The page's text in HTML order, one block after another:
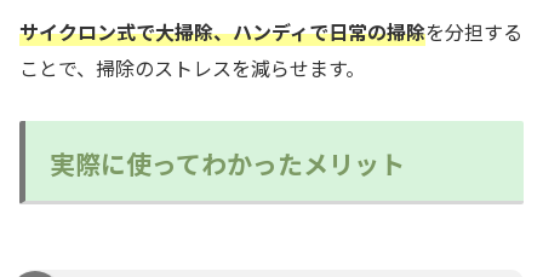
サイクロン式で大掃除、ハンディで日常の掃除を分担する
ことで、掃除のストレスを減らせます。
実際に使ってわかったメリット